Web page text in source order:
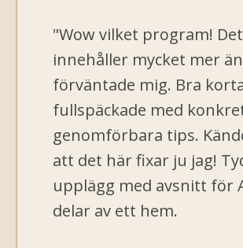
"Wow vilket program! Det
innehåller mycket mer
förväntade mig. Bra
fullspäckade med
genomförbara tips.
att det här fixar ju jag!
upplägg med avsnitt för
delar av ett hem.